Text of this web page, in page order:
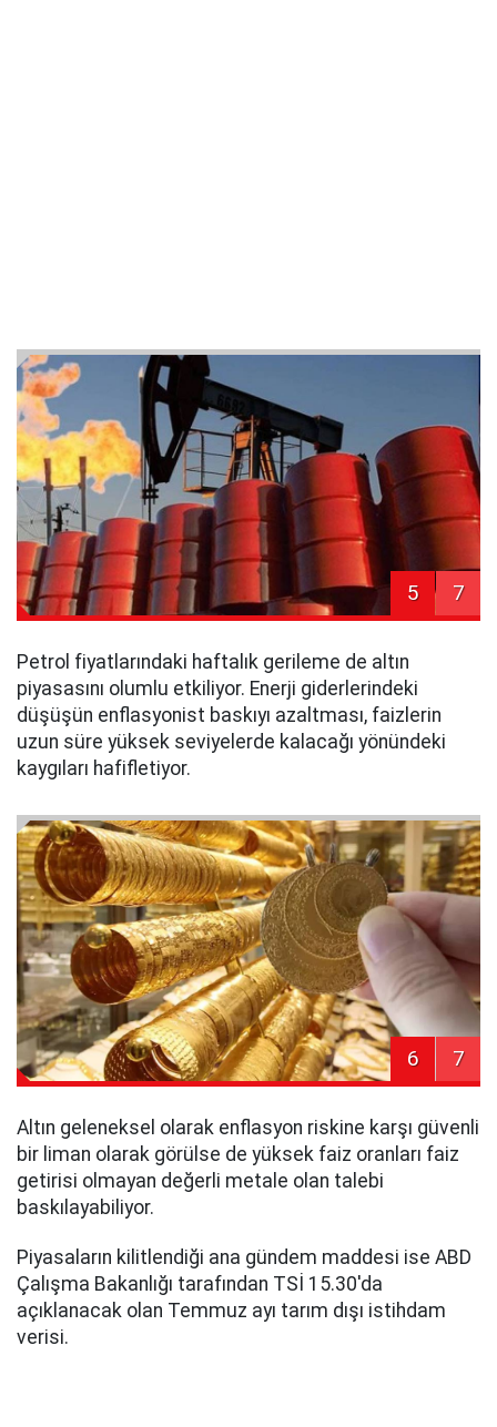
5 7
Petrol fiyatlarındaki haftalık gerileme de altın
piyasasını olumlu etkiliyor. Enerji giderlerindeki
düşüşün enflasyonist baskıyı azaltması, faizlerin
uzun süre yüksek seviyelerde kalacağı yönündeki
kaygıları hafifletiyor.
6 7
Altın geleneksel olarak enflasyon riskine karşı güvenli
bir liman olarak görülse de yüksek faiz oranları faiz
getirisi olmayan değerli metale olan talebi
baskılayabiliyor.
Piyasaların kilitlendiği ana gündem maddesi ise ABD
Çalışma Bakanlığı tarafından TSİ 15.30'da
açıklanacak olan Temmuz ayı tarım dışı istihdam
verisi.